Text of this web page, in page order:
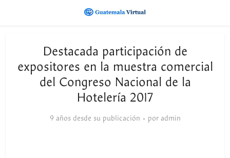
Destacada participación de
expositores en la muestra comercial
del Congreso Nacional de la
Hotelería 2017
9 años desde su publicación por admin